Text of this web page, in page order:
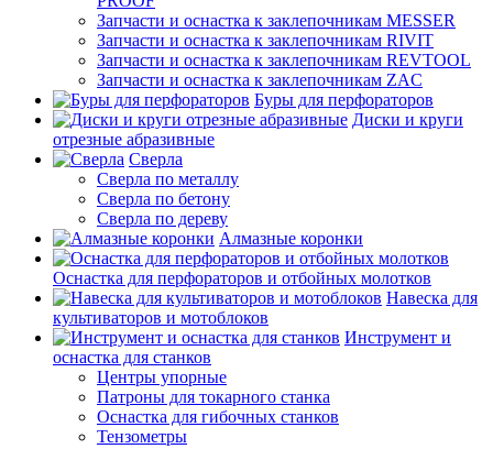
Запчасти и оснастка к заклепочникам MESSER
Запчасти и оснастка к заклепочникам RIVIT
Запчасти и оснастка к заклепочникам REVTOOL
Запчасти и оснастка к заклепочникам ZAC
Буры для перфораторов
Диски и круги
отрезные абразивные
Сверла
Сверла по металлу
Сверла по бетону
Сверла по дереву
Алмазные коронки
Оснастка для перфораторов и отбойных молотков
Навеска для
культиваторов и мотоблоков
Инструмент и
оснастка для станков
Центры упорные
Патроны для токарного станка
Оснастка для гибочных станков
Тензометры